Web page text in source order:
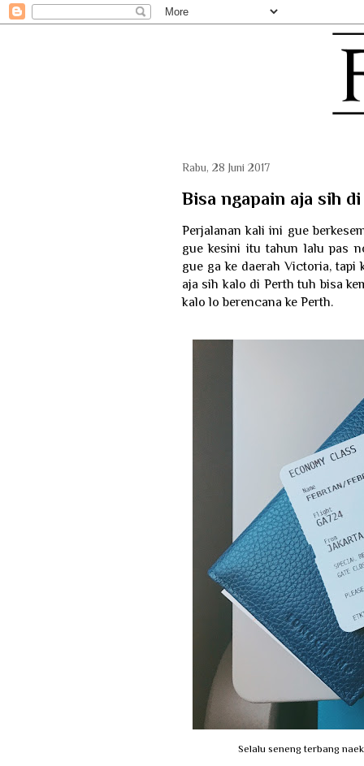
Rabu, 28 Juni 2017
Bisa ngapain aja sih
Perjalanan kali ini gue
gue kesini itu tahun lalu pas
gue ga ke daerah Victoria, tapi
aja sih kalo di Perth tuh bisa
kalo lo berencana ke Perth.
Selalu seneng terbang